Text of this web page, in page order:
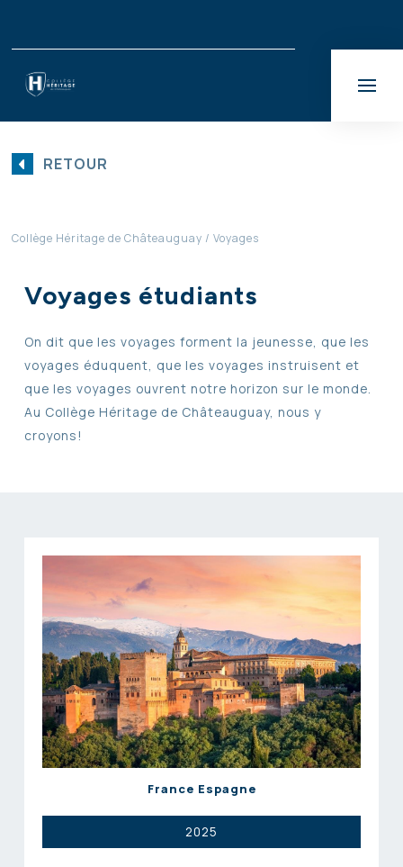
RETOUR
Collège Héritage de Châteauguay Voyages
Voyages étudiants
On dit que les voyages forment la jeunesse, que les
voyages éduquent, que les voyages instruisent et
que les voyages ouvrent notre horizon sur le monde.
Au Collège Héritage de Châteauguay, nous y
croyons!
France Espagne
2025